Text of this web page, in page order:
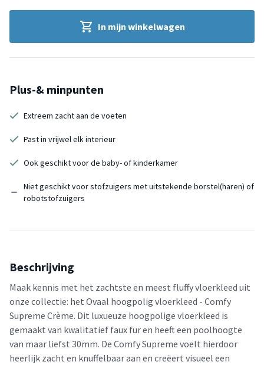
In mijn winkelwagen
Plus-& minpunten
Extreem zacht aan de voeten
Past in vrijwel elk interieur
Ook geschikt voor de baby- of kinderkamer
Niet geschikt voor stofzuigers met uitstekende borstel(haren) of
robotstofzuigers
Beschrijving
Maak kennis met het zachtste en meest fluffy vloerkleed uit
onze collectie: het Ovaal hoogpolig vloerkleed - Comfy
Supreme Crème. Dit luxueuze hoogpolige vloerkleed is
gemaakt van kwalitatief faux fur en heeft een poolhoogte
van maar liefst 30mm. De Comfy Supreme voelt hierdoor
heerlijk zacht en knuffelbaar aan en creëert visueel een